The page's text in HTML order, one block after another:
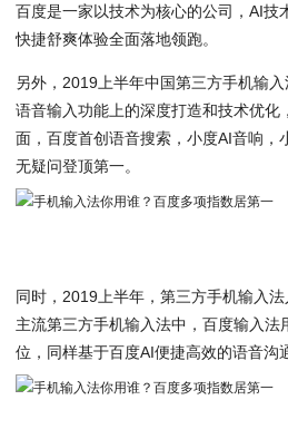
百度是一家以技术为核心的公司，AI
快捷舒爽体验全面落地领跑。
另外，2019上半年中国第三方手机输
语音输入功能上的深度打造和技术优
面，百度首创语音搜索，小度AI音响
无疑问登顶第一。
同时，2019上半年，第三方手机输入
主流第三方手机输入法中，百度输入
位，同样基于百度AI便捷高效的语音沟